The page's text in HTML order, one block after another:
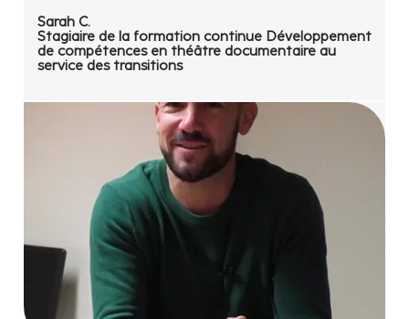
Sarah C.
Stagiaire de la formation continue Développement
de compétences en théâtre documentaire au
service des transitions